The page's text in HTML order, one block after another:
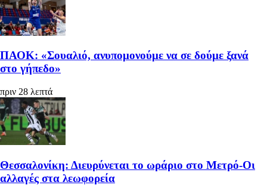
ΠΑΟΚ: «Σουαλιό, ανυπομονούμε να σε δούμε ξανά
στο γήπεδο»
πριν 28 λεπτά
Θεσσαλονίκη: Διευρύνεται το ωράριο στο Μετρό-Οι
αλλαγές στα λεωφορεία